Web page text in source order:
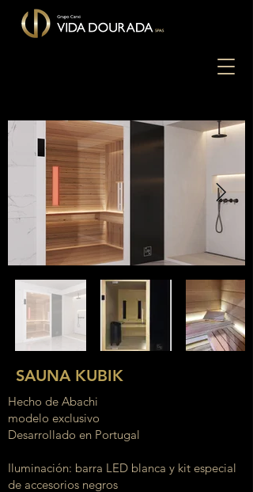
SAUNA KUBIK
Hecho de Abachi
modelo exclusivo
Desarrollado en Portugal
Iluminación: barra LED blanca y kit especial
de accesorios negros